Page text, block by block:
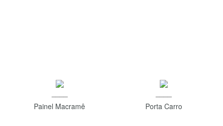
Painel Macramê
Porta Carro